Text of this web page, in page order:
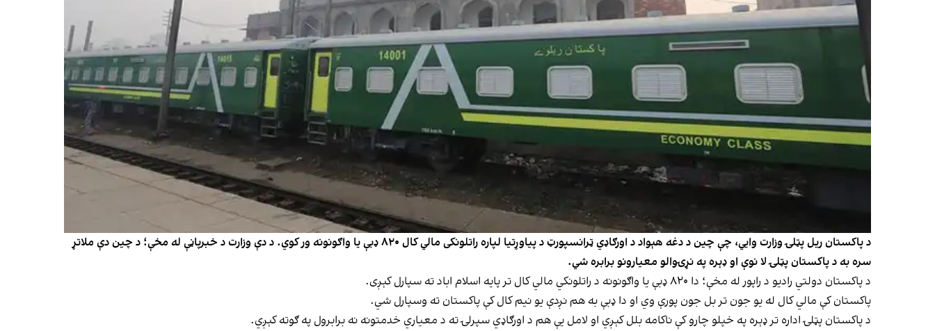
د پاکستان ریل پټلۍ وزارت وايي، چې چین د دغه هېواد د اورګاډي ټرانسپورټ د پیاوړتیا لپاره راتلونکی مالي کال ۸۲۰ ډبې یا واګونونه ور کوي. د دې وزارت د خبرپاڼې له مخې؛ د چین دې ملاتړ
سره به د پاکستان پټلۍ لا نوې او ډېره په نړۍوالو معیارونو برابره شي.
د پاکستان دولتي رادیو د راپور له مخې؛ دا ۸۲۰ ډبې یا واګونونه د راتلونکي مالي کال تر پایه اسلام اباد ته سپارل کېږی.
پاکستان کې مالي کال له یو جون تر بل جون پورې وي او دا ډبې به هم نږدې یو نیم کال کې پاکستان ته وسپارل شي.
د پاکستان پټلۍ اداره تر ډېره په خپلو چارو کې ناکامه بلل کېږي او لامل یې هم د اورګاډي سپرلۍ ته د معیاري خدمتونه نه برابرول په ګوته کېږي.